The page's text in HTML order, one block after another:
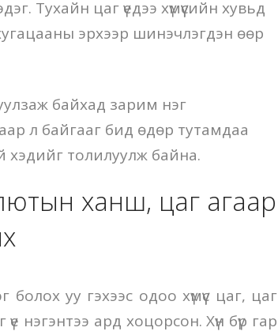
Тухайн цаг үедээ хүмүүсийн хувьд
эрхээр шинэчлэгдэн өөр
байхад зарим нэг
л байгааг бид өдөр тутамдаа
хэдийг толилуулж байна.
ханш, цаг агаар
уу гэхээс одоо хүмүүс цаг, цаг
нэгэнтээ ард хоцорсон. Хүн бүр гар